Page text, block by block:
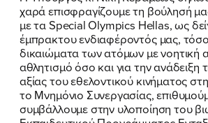
ΕΚΔΗΛΩΣΕΙΣ
ΝΕΑ
ΕΛΑ ΚΙ ΕΣΥ
χαρά επισφραγίζουμε τη βούλησή
με τα Special Olympics Hellas, ως
έμπρακτου ενδιαφέροντός μας,
δικαιώματα των ατόμων με νοητική
αθλητισμό όσο και για την ανάδειξη
αξίας του εθελοντικού κινήματος
το Μνημόνιο Συνεργασίας,
συμβάλλουμε στην υλοποίηση του